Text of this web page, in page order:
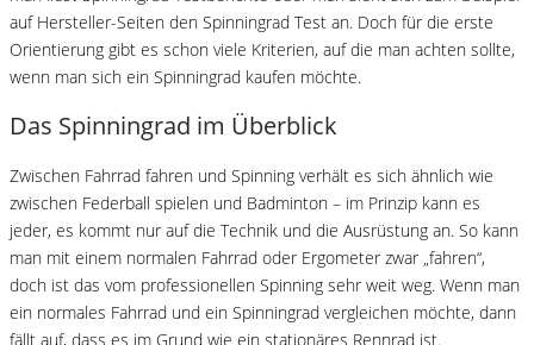
auf Hersteller-Seiten den Spinningrad Test an. Doch für die erste
Orientierung gibt es schon viele Kriterien, auf die man achten sollte,
wenn man sich ein Spinningrad kaufen möchte.
Das Spinningrad im Überblick
Zwischen Fahrrad fahren und Spinning verhält es sich ähnlich wie
zwischen Federball spielen und Badminton – im Prinzip kann es
jeder, es kommt nur auf die Technik und die Ausrüstung an. So kann
man mit einem normalen Fahrrad oder Ergometer zwar „fahren“,
doch ist das vom professionellen Spinning sehr weit weg. Wenn man
ein normales Fahrrad und ein Spinningrad vergleichen möchte, dann
fällt auf, dass es im Grund wie ein stationäres Rennrad ist.